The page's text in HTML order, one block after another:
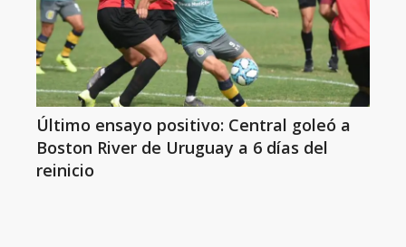
Último ensayo positivo: Central goleó a
Boston River de Uruguay a 6 días del
reinicio